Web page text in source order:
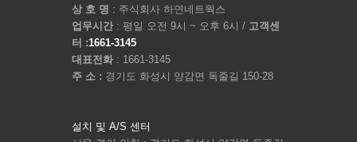
상 호 명 : 주식회사 하연네트웍스
업무시간 : 평일 오전 9시 ~ 오후 6시 / 고객센
터 :1661-3145
대표전화 : 1661-3145
주 소 : 경기도 화성시 양감면 독줄길 150-28
설치 및 A/S 센터